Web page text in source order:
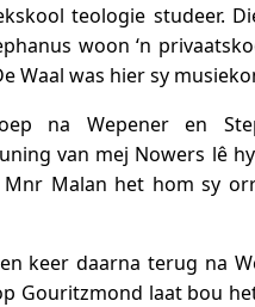
teologie studeer.
woon ‘n
Waal was hier sy
na Wepener en
van mej Nowers lê
Malan het hom sy
keer daarna terug na
Gouritzmond laat bou